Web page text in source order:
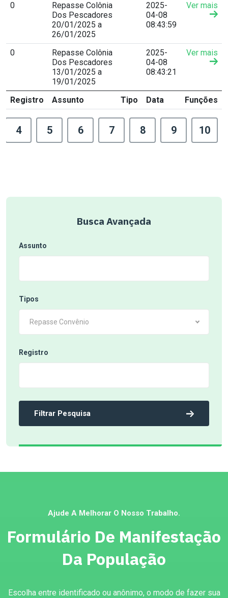
Busca Avançada
Assunto
Tipos
Repasse Convênio
Registro
Filtrar Pesquisa
0
Repasse Colônia
Dos Pescadores
20/01/2025 a
26/01/2025
2025-
04-08
08:43:59
Ver mais
0
Repasse Colônia
Dos Pescadores
13/01/2025 a
19/01/2025
2025-
04-08
08:43:21
Ver mais
Registro Assunto Tipo Data Funções
4 5 6 7 8 9 10
Ajude A Melhorar O Nosso Trabalho.
Formulário De Manifestação
Da População
Escolha entre identificado ou anônimo, o modo de fazer sua